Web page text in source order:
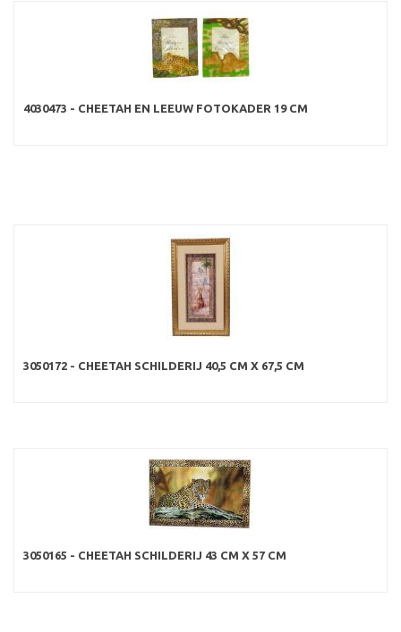
4030473 - CHEETAH EN LEEUW FOTOKADER 19 CM
3050172 - CHEETAH SCHILDERIJ 40,5 CM X 67,5 CM
3050165 - CHEETAH SCHILDERIJ 43 CM X 57 CM